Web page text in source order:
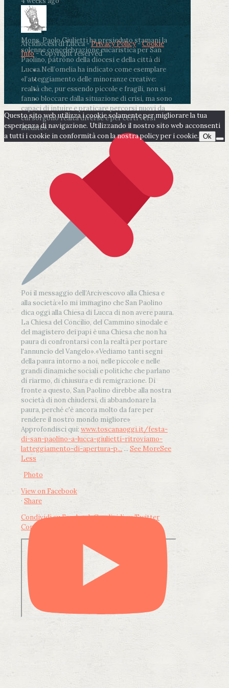
Mons. Paolo Giulietti ha presieduto stamani la
solenne concelebrazione eucaristica per San
Paolino, patrono della diocesi e della città di
Lucca.Nell’omelia ha indicato come esemplare
«l’atteggiamento delle minoranze creative:
realtà che, pur essendo piccole e fragili, non si
fanno bloccare dalla situazione di crisi, ma sono
capaci di intuire e praticare percorsi nuovi da
cui sorgono realtà diverse e per certi versi
inedite».
Poi il messaggio dell’Arcivescovo alla Chiesa e
alla società:«Io mi immagino che San Paolino
dica oggi alla Chiesa di Lucca di non avere paura.
La Chiesa del Concilio, del Cammino sinodale e
del magistero dei papi è una Chiesa che non ha
paura di confrontarsi con la realtà per portare
l'annuncio del Vangelo».«Vediamo tanti segni
della paura intorno a noi, nelle piccole e nelle
grandi dinamiche sociali e politiche che parlano
di riarmo, di chiusura e di remigrazione. Di
fronte a questo, San Paolino direbbe alla nostra
società di non chiudersi, di abbandonare la
paura, perché c'è ancora molto da fare per
rendere il nostro mondo migliore»
Approfondisci qui: www.toscanaoggi.it/festa-
di-san-paolino-a-lucca-giulietti-ritroviamo-
latteggiamento-di-apertura-p... ... See MoreSee
Less
Photo
View on Facebook
· Share
Condividi su FacebookCondividi su Twitter
Condividi su LinkedIn
Arcidiocesi di Lucca -Privacy Policy-Cookie
Info- Copyright reserved
Questo sito web utilizza i cookie solamente per migliorare la tua
esperienza di navigazione. Utilizzando il nostro sito web acconsenti
a tutti i cookie in conformità con la nostra policy per i cookie. Ok